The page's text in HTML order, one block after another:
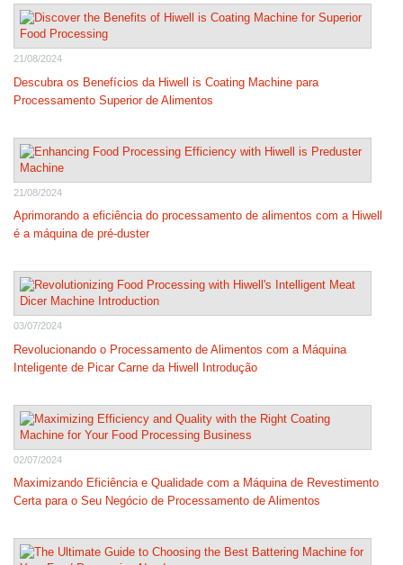
21/08/2024
Descubra os Benefícios da Hiwell is Coating Machine para
Processamento Superior de Alimentos
21/08/2024
Aprimorando a eficiência do processamento de alimentos com a Hiwell
é a máquina de pré-duster
03/07/2024
Revolucionando o Processamento de Alimentos com a Máquina
Inteligente de Picar Carne da Hiwell Introdução
02/07/2024
Maximizando Eficiência e Qualidade com a Máquina de Revestimento
Certa para o Seu Negócio de Processamento de Alimentos